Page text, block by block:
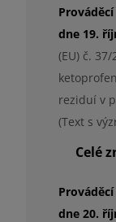
dne 19.
(EU) č.
reziduí v
(Text s
Celé
dne 20.